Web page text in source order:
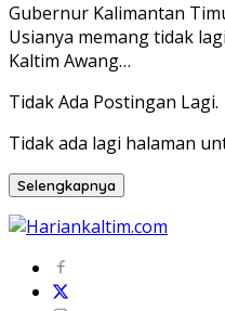
Gubernur Kalimantan
Usianya memang tidak
Kaltim Awang…
Tidak Ada Postingan Lagi.
Tidak ada lagi halaman
Selengkapnya